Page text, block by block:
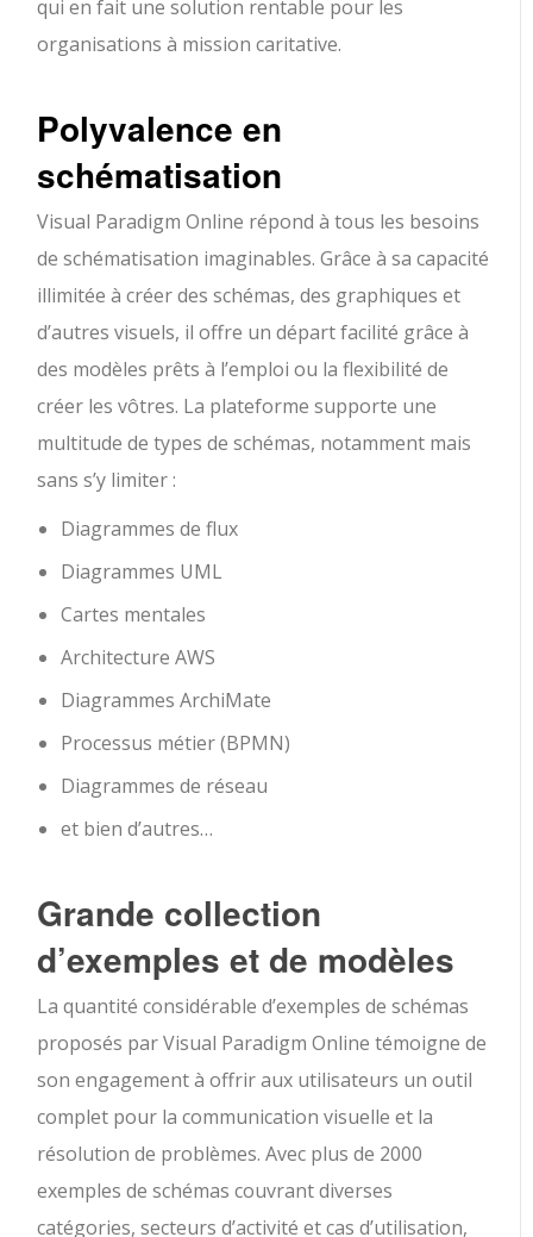
qui en fait une solution rentable pour les
organisations à mission caritative.
Polyvalence en
schématisation
Visual Paradigm Online répond à tous les besoins
de schématisation imaginables. Grâce à sa capacité
illimitée à créer des schémas, des graphiques et
d’autres visuels, il offre un départ facilité grâce à
des modèles prêts à l’emploi ou la flexibilité de
créer les vôtres. La plateforme supporte une
multitude de types de schémas, notamment mais
sans s’y limiter :
Diagrammes de flux
Diagrammes UML
Cartes mentales
Architecture AWS
Diagrammes ArchiMate
Processus métier (BPMN)
Diagrammes de réseau
et bien d’autres…
Grande collection
d’exemples et de modèles
La quantité considérable d’exemples de schémas
proposés par Visual Paradigm Online témoigne de
son engagement à offrir aux utilisateurs un outil
complet pour la communication visuelle et la
résolution de problèmes. Avec plus de 2000
exemples de schémas couvrant diverses
catégories, secteurs d’activité et cas d’utilisation,